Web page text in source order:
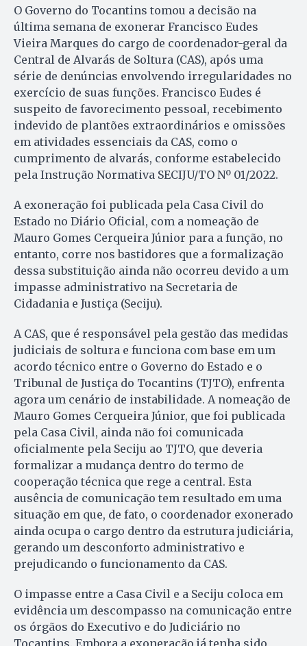
O Governo do Tocantins tomou a decisão na
última semana de exonerar Francisco Eudes
Vieira Marques do cargo de coordenador-geral da
Central de Alvarás de Soltura (CAS), após uma
série de denúncias envolvendo irregularidades no
exercício de suas funções. Francisco Eudes é
suspeito de favorecimento pessoal, recebimento
indevido de plantões extraordinários e omissões
em atividades essenciais da CAS, como o
cumprimento de alvarás, conforme estabelecido
pela Instrução Normativa SECIJU/TO Nº 01/2022.
A exoneração foi publicada pela Casa Civil do
Estado no Diário Oficial, com a nomeação de
Mauro Gomes Cerqueira Júnior para a função, no
entanto, corre nos bastidores que a formalização
dessa substituição ainda não ocorreu devido a um
impasse administrativo na Secretaria de
Cidadania e Justiça (Seciju).
A CAS, que é responsável pela gestão das medidas
judiciais de soltura e funciona com base em um
acordo técnico entre o Governo do Estado e o
Tribunal de Justiça do Tocantins (TJTO), enfrenta
agora um cenário de instabilidade. A nomeação de
Mauro Gomes Cerqueira Júnior, que foi publicada
pela Casa Civil, ainda não foi comunicada
oficialmente pela Seciju ao TJTO, que deveria
formalizar a mudança dentro do termo de
cooperação técnica que rege a central. Esta
ausência de comunicação tem resultado em uma
situação em que, de fato, o coordenador exonerado
ainda ocupa o cargo dentro da estrutura judiciária,
gerando um desconforto administrativo e
prejudicando o funcionamento da CAS.
O impasse entre a Casa Civil e a Seciju coloca em
evidência um descompasso na comunicação entre
os órgãos do Executivo e do Judiciário no